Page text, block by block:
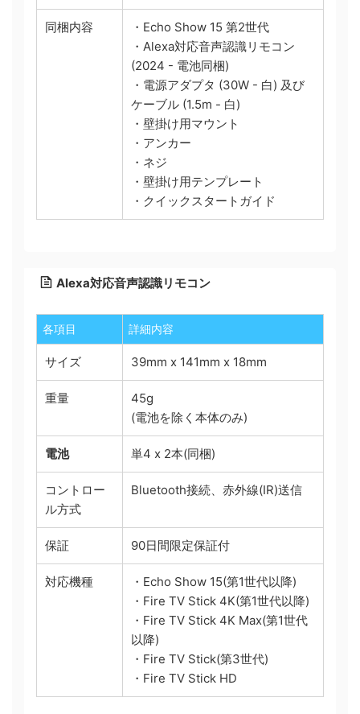
同梱内容
・Echo Show 15 第2世代
・Alexa対応音声認識リモコン
(2024 - 電池同梱)
・電源アダプタ (30W - 白) 及び
ケーブル (1.5m - 白)
・壁掛け用マウント
・アンカー
・ネジ
・壁掛け用テンプレート
・クイックスタートガイド
Alexa対応音声認識リモコン
各項目 詳細内容
サイズ 39mm x 141mm x 18mm
重量
45g
(電池を除く本体のみ)
電池 単4 x 2本(同梱)
コントロー
ル方式
Bluetooth接続、赤外線(IR)送信
保証 90日間限定保証付
対応機種
・Echo Show 15(第1世代以降)
・Fire TV Stick 4K(第1世代以降)
・Fire TV Stick 4K Max(第1世代
以降)
・Fire TV Stick(第3世代)
・Fire TV Stick HD